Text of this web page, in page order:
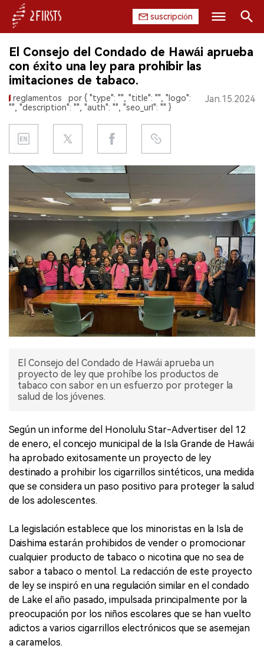
suscripción
INICIO
EMPRESA
REGULACIÓN
CHINA
DATOS
EXPOSICIÓN
ENTREVISTA
Buscar
El Consejo del Condado de Hawái aprueba
con éxito una ley para prohibir las
imitaciones de tabaco.
reglamentos
por { "type": "", "title": "", "logo":
"", "description": "", "auth": "", "seo_url": "" }
Jan.15.2024
El Consejo del Condado de Hawái aprueba un
proyecto de ley que prohíbe los productos de
tabaco con sabor en un esfuerzo por proteger la
salud de los jóvenes.
Según un informe del Honolulu Star-Advertiser del 12
de enero, el concejo municipal de la Isla Grande de Hawái
ha aprobado exitosamente un proyecto de ley
destinado a prohibir los cigarrillos sintéticos, una medida
que se considera un paso positivo para proteger la salud
de los adolescentes.
La legislación establece que los minoristas en la Isla de
Daishima estarán prohibidos de vender o promocionar
cualquier producto de tabaco o nicotina que no sea de
sabor a tabaco o mentol. La redacción de este proyecto
de ley se inspiró en una regulación similar en el condado
de Lake el año pasado, impulsada principalmente por la
preocupación por los niños escolares que se han vuelto
adictos a varios cigarrillos electrónicos que se asemejan
a caramelos.